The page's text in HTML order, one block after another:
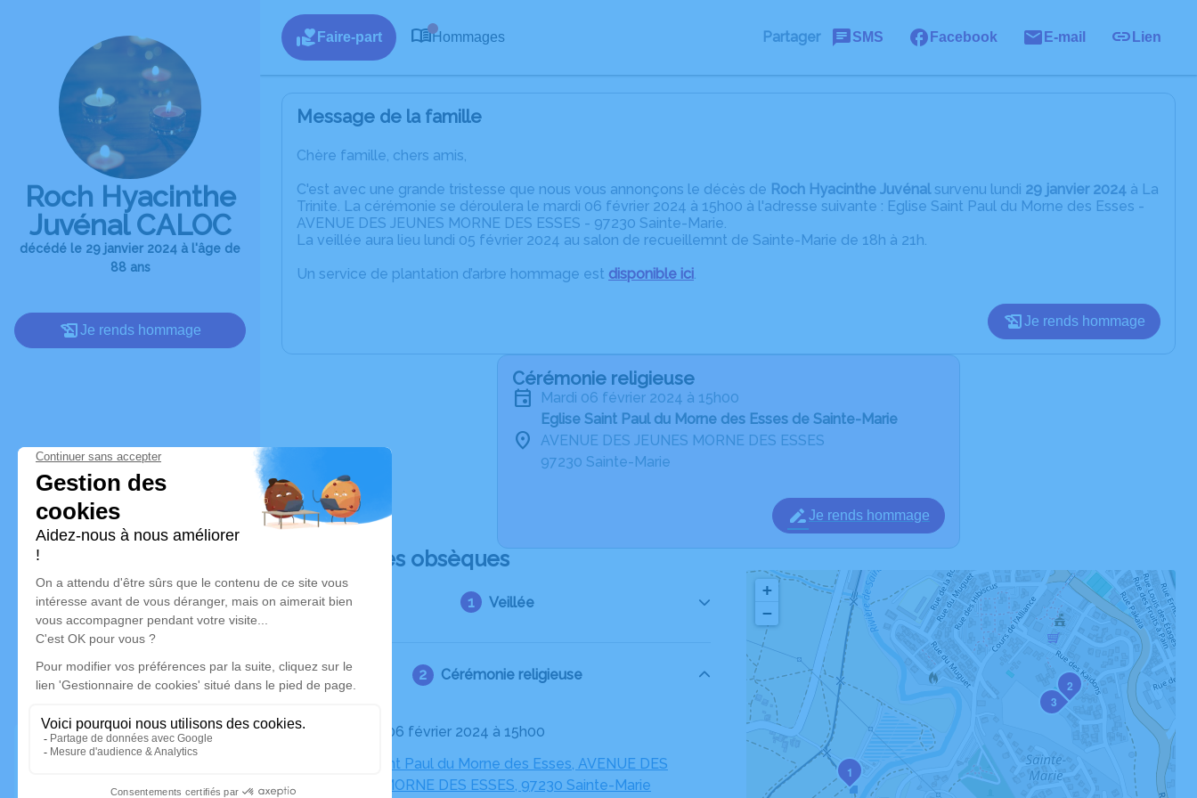
Roch Hyacinthe
Juvénal CALOC
décédé le 29 janvier 2024 à l'âge de
88 ans
Je rends hommage
Faire-part Hommages Partager SMS Facebook E-mail Lien
Message de la famille
Chère famille, chers amis,
C'est avec une grande tristesse que nous vous annonçons le décès de Roch Hyacinthe Juvénalsurvenu lundi 29 janvier 2024 à La
Trinite. La cérémonie se déroulera le mardi 06 février 2024 à 15h00 à l'adresse suivante : Eglise Saint Paul du Morne des Esses -
AVENUE DES JEUNES MORNE DES ESSES - 97230 Sainte-Marie.
La veillée aura lieu lundi 05 février 2024 au salon de recueillemnt de Sainte-Marie de 18h à 21h.
Un service de plantation d’arbre hommage est disponible ici.
Je rends hommage
Cérémonie religieuse
mardi 06 février 2024 à 15h00
Eglise Saint Paul du Morne des Esses de Sainte-Marie
AVENUE DES JEUNES MORNE DES ESSES
97230 Sainte-Marie
Je rends hommage
Déroulé des obsèques
Veillée
Cérémonie religieuse
Le mardi 06 février 2024 à 15h00
Eglise Saint Paul du Morne des Esses, AVENUE DES
JEUNES MORNE DES ESSES, 97230 Sainte-Marie
1
2
3
+
−